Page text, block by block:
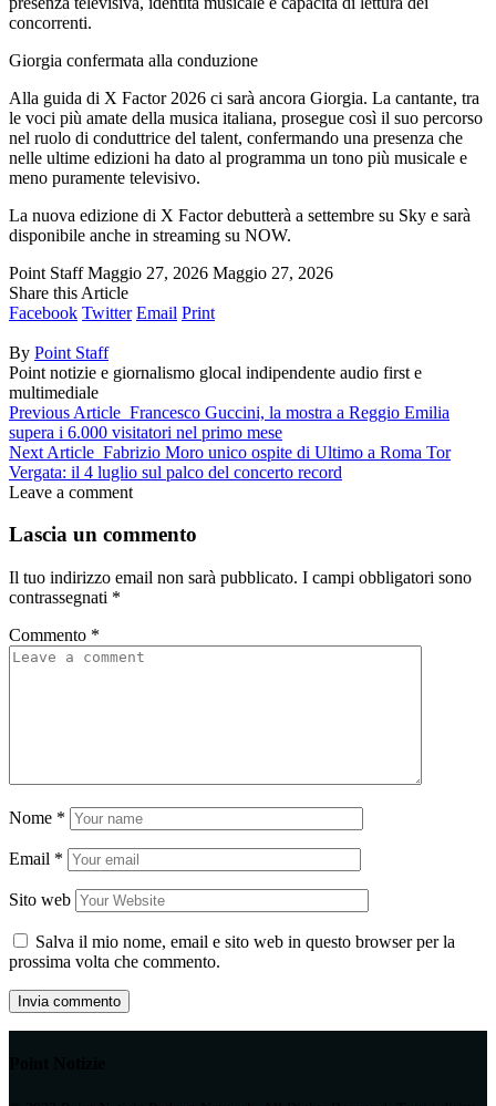
concorrenti.
Giorgia confermata alla conduzione
Alla guida di X Factor 2026 ci sarà ancora Giorgia. La cantante, tra
le voci più amate della musica italiana, prosegue così il suo percorso
nel ruolo di conduttrice del talent, confermando una presenza che
nelle ultime edizioni ha dato al programma un tono più musicale e
meno puramente televisivo.
La nuova edizione di X Factor debutterà a settembre su Sky e sarà
disponibile anche in streaming su NOW.
Point Staff Maggio 27, 2026 Maggio 27, 2026
Share this Article
Facebook Twitter Email Print
By Point Staff
Point notizie e giornalismo glocal indipendente audio first e
multimediale
Previous Article Francesco Guccini, la mostra a Reggio Emilia
supera i 6.000 visitatori nel primo mese
Next Article Fabrizio Moro unico ospite di Ultimo a Roma Tor
Vergata: il 4 luglio sul palco del concerto record
Leave a comment
Lascia un commento
Il tuo indirizzo email non sarà pubblicato. I campi obbligatori sono
contrassegnati *
Commento *
Nome *
Email *
Sito web
Salva il mio nome, email e sito web in questo browser per la
prossima volta che commento.